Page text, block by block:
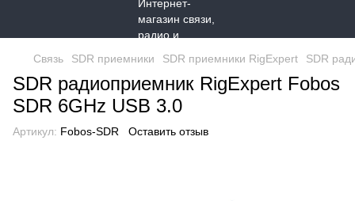
Связь SDR приемники SDR приемники RigExpert SDR
SDR радиоприемник RigExpert Fobos
SDR 6GHz USB 3.0
Артикул: Fobos-SDR Оставить отзыв